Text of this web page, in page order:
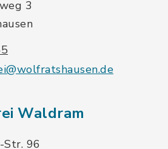
3
Waldram
Str. 96